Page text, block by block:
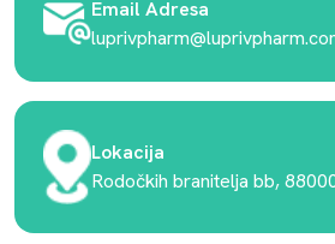
Email Adresa
Lokacija
Rodočkih branitelja bb,